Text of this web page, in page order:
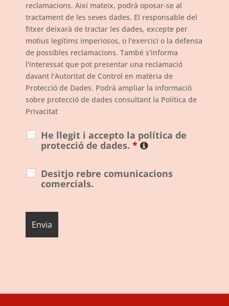
reclamacions. Així mateix, podrà oposar-se al
tractament de les seves dades. El responsable del
fitxer deixarà de tractar les dades, excepte per
motius legítims imperiosos, o l'exercici o la defensa
de possibles reclamacions. També s'informa
l'interessat que pot presentar una reclamació
davant l'Autoritat de Control en matèria de
Protecció de Dades. Podrà ampliar la informació
sobre protecció de dades consultant la Política de
Privacitat
He llegit i accepto la política de
protecció de dades. *
Desitjo rebre comunicacions
comercials.